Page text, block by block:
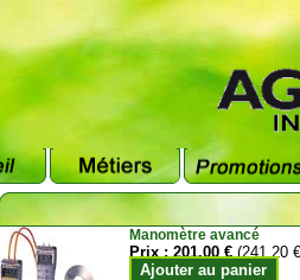
Manomètre avancé
Prix :201.00 € (241.20
Ajouter au panier